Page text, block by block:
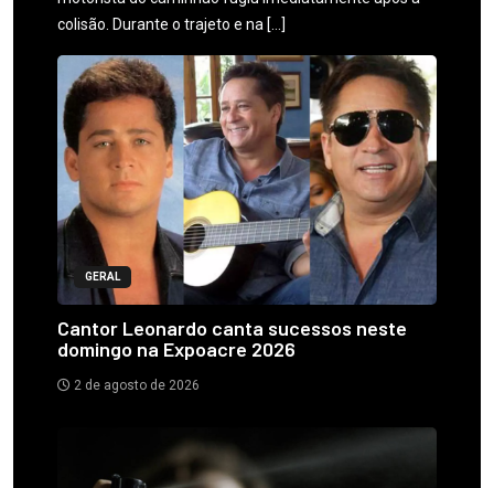
colisão. Durante o trajeto e na […]
GERAL
Cantor Leonardo canta sucessos neste
domingo na Expoacre 2026
2 de agosto de 2026